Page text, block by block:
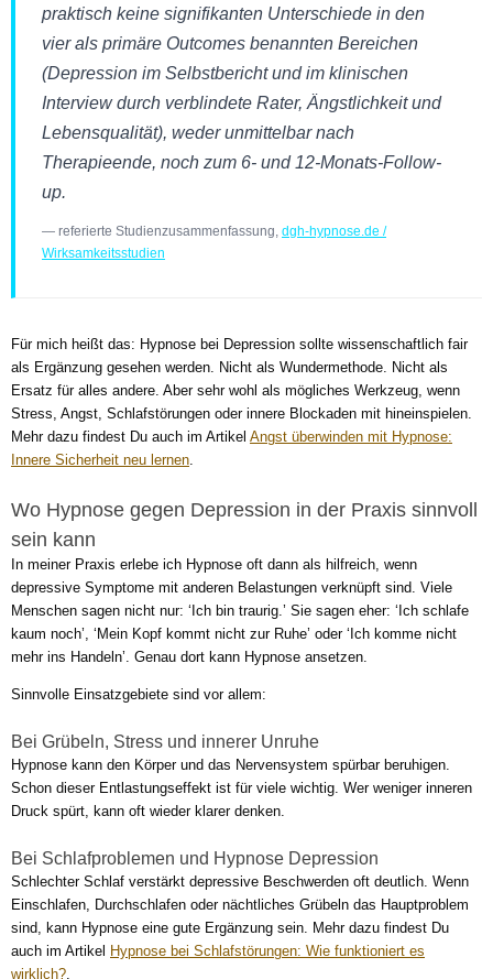
praktisch keine signifikanten Unterschiede in den
vier als primäre Outcomes benannten Bereichen
(Depression im Selbstbericht und im klinischen
Interview durch verblindete Rater, Ängstlichkeit und
Lebensqualität), weder unmittelbar nach
Therapieende, noch zum 6- und 12-Monats-Follow-
up.
— referierte Studienzusammenfassung, dgh-hypnose.de /
Wirksamkeitsstudien
Für mich heißt das: Hypnose bei Depression sollte wissenschaftlich fair
als Ergänzung gesehen werden. Nicht als Wundermethode. Nicht als
Ersatz für alles andere. Aber sehr wohl als mögliches Werkzeug, wenn
Stress, Angst, Schlafstörungen oder innere Blockaden mit hineinspielen.
Mehr dazu findest Du auch im Artikel Angst überwinden mit Hypnose:
Innere Sicherheit neu lernen.
Wo Hypnose gegen Depression in der Praxis sinnvoll
sein kann
In meiner Praxis erlebe ich Hypnose oft dann als hilfreich, wenn
depressive Symptome mit anderen Belastungen verknüpft sind. Viele
Menschen sagen nicht nur: ‘Ich bin traurig.’ Sie sagen eher: ‘Ich schlafe
kaum noch’, ‘Mein Kopf kommt nicht zur Ruhe’ oder ‘Ich komme nicht
mehr ins Handeln’. Genau dort kann Hypnose ansetzen.
Sinnvolle Einsatzgebiete sind vor allem:
Bei Grübeln, Stress und innerer Unruhe
Hypnose kann den Körper und das Nervensystem spürbar beruhigen.
Schon dieser Entlastungseffekt ist für viele wichtig. Wer weniger inneren
Druck spürt, kann oft wieder klarer denken.
Bei Schlafproblemen und Hypnose Depression
Schlechter Schlaf verstärkt depressive Beschwerden oft deutlich. Wenn
Einschlafen, Durchschlafen oder nächtliches Grübeln das Hauptproblem
sind, kann Hypnose eine gute Ergänzung sein. Mehr dazu findest Du
auch im Artikel
Hypnose bei Schlafstörungen: Wie funktioniert es
wirklich?